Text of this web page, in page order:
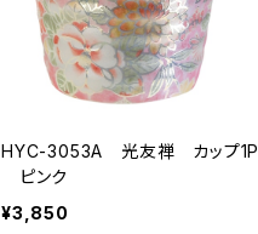
HYC-3053A 光友禅 カップ1P
ピンク
¥3,850